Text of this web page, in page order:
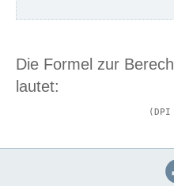
Die Formel zur
lautet: